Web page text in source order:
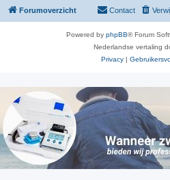
Forumoverzicht Contact
Powered by phpBB® Forum
Nederlandse vertaling
Privacy |